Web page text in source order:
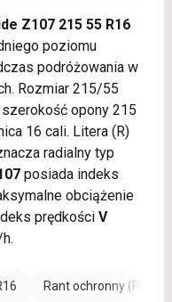
Z107 215 55 R16
poziomu
podróżowania w
Rozmiar 215/55
opony 215
16 cali. Litera (R)
radialny typ
posiada indeks
obciążenie
prędkości V
Rant ochronny (FR)